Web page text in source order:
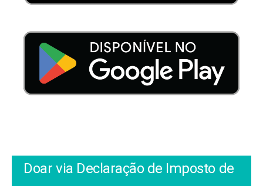
Doar via Declaração de Imposto de